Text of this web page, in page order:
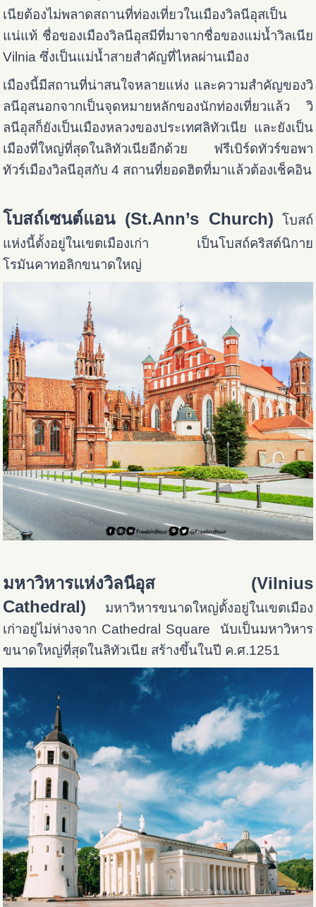
เนียต้องไม่พลาดสถานที่ท่องเที่ยวในเมืองวิลนีอุสเป็น
แน่แท้ ชื่อของเมืองวิลนีอุสมีที่มาจากชื่อของแม่น้ำวิลเนีย
Vilnia ซึ่งเป็นแม่น้ำสายสำคัญที่ไหลผ่านเมือง
เมืองนี้มีสถานที่น่าสนใจหลายแห่ง และความสำคัญของวิ
ลนีอุสนอกจากเป็นจุดหมายหลักของนักท่องเที่ยวแล้ว วิ
ลนีอุสก็ยังเป็นเมืองหลวงของประเทศลิทัวเนีย และยังเป็น
เมืองที่ใหญ่ที่สุดในลิทัวเนียอีกด้วย ฟรีเบิร์ดทัวร์ขอพา
ทัวร์เมืองวิลนีอุสกับ 4 สถานที่ยอดฮิตที่มาแล้วต้องเช็คอิน
โบสถ์เซนต์แอน (St.Ann’s Church)
โบสถ์
แห่งนี้ตั้งอยู่ในเขตเมืองเก่า เป็นโบสถ์คริสต์นิกาย
โรมันคาทอลิกขนาดใหญ่
มหาวิหารแห่งวิลนีอุส (Vilnius
Cathedral)
มหาวิหารขนาดใหญ่ตั้งอยู่ในเขตเมือง
เก่าอยู่ไม่ห่างจาก Cathedral Square นับเป็นมหาวิหาร
ขนาดใหญ่ที่สุดในลิทัวเนีย สร้างขึ้นในปี ค.ศ.1251